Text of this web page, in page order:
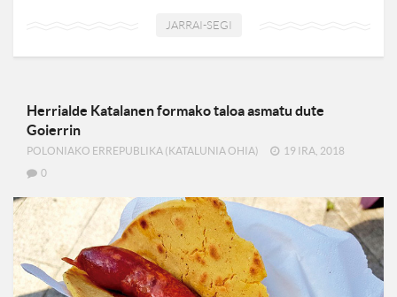
JARRAI-SEGI
Herrialde Katalanen formako taloa asmatu dute
Goierrin
POLONIAKO ERREPUBLIKA (KATALUNIA OHIA)
19 IRA, 2018
0